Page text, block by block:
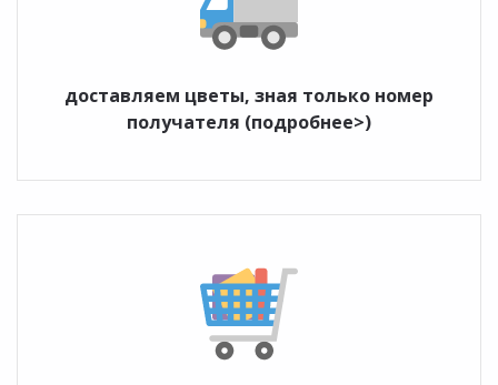
доставляем цветы, зная только номер
получателя (подробнее>)